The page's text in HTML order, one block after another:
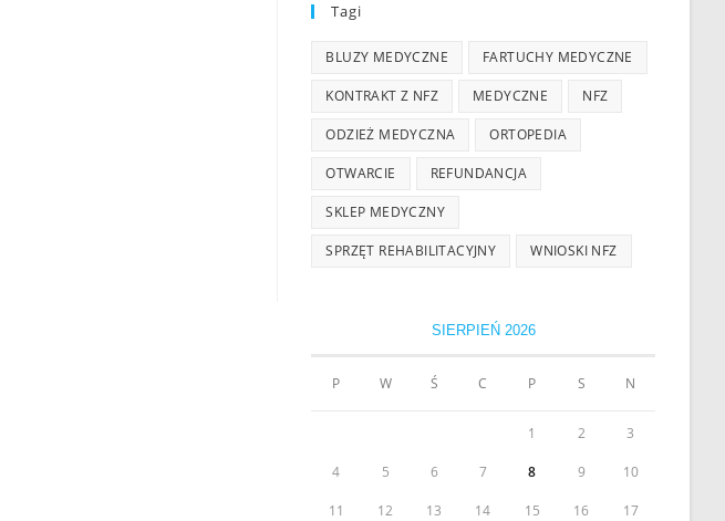
Tagi
BLUZY MEDYCZNE FARTUCHY MEDYCZNE
KONTRAKT Z NFZ MEDYCZNE NFZ
ODZIEŻ MEDYCZNA ORTOPEDIA
OTWARCIE REFUNDANCJA
SKLEP MEDYCZNY
SPRZĘT REHABILITACYJNY WNIOSKI NFZ
SIERPIEŃ 2026
P W Ś C P S N
1 2 3
4 5 6 7 8 9 10
11 12 13 14 15 16 17